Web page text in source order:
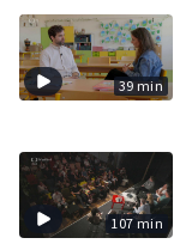
39 min
107 min